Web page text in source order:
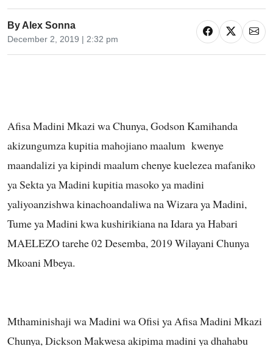
By Alex Sonna
December 2, 2019 | 2:32 pm
Afisa Madini Mkazi wa Chunya, Godson Kamihanda
akizungumza kupitia mahojiano maalum kwenye
maandalizi ya kipindi maalum chenye kuelezea mafaniko
ya Sekta ya Madini kupitia masoko ya madini
yaliyoanzishwa kinachoandaliwa na Wizara ya Madini,
Tume ya Madini kwa kushirikiana na Idara ya Habari
MAELEZO tarehe 02 Desemba, 2019 Wilayani Chunya
Mkoani Mbeya.
Mthaminishaji wa Madini wa Ofisi ya Afisa Madini Mkazi
Chunya, Dickson Makwesa akipima madini ya dhahabu